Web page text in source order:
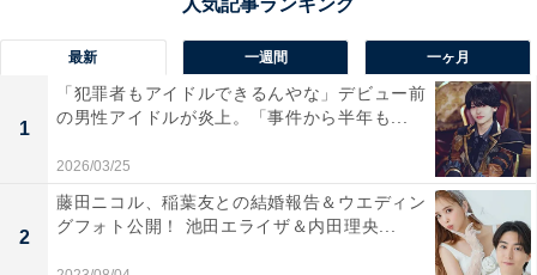
最新 一週間 一ヶ月
1
「犯罪者もアイドルできるんやな」デビュー前
の男性アイドルが炎上。「事件から半年も...
2026/03/25
2
藤田ニコル、稲葉友との結婚報告＆ウエディン
グフォト公開！ 池田エライザ＆内田理央...